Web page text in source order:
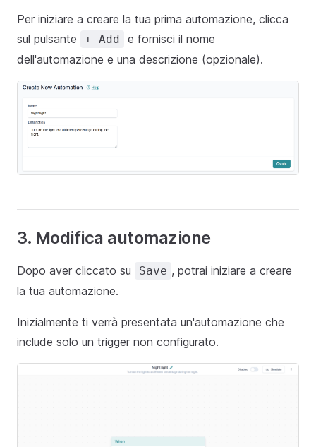
Per iniziare a creare la tua prima automazione, clicca
sul pulsante
+ Add
e fornisci il nome
dell'automazione e una descrizione (opzionale).
3. Modifica automazione
Dopo aver cliccato su Save , potrai iniziare a creare
la tua automazione.
Inizialmente ti verrà presentata un'automazione che
include solo un trigger non configurato.